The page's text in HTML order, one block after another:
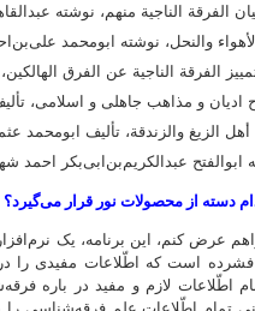
الفرقة الناجیة منهم، نوشته عبدالقاهر
والنحل، نوشته ابومحمد
الفرقة الناجیة عن الفرق
ادیان و مذاهب جاهلی و اسلامی،
الزیغ والزندقة، تألیف ابومحمد
ابوالفتح عبدالکریم‌بن‌ابی‌بکر احمد
دسته از محصولات نور قرار می‌گیرد؟
عرض کنم، این برنامه، یک
است که اطّلاعات مفیدی را در
اطّلاعات لازم و مفید در باره